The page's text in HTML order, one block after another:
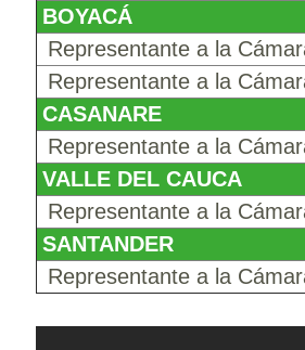
BOYACÁ
Representante a la
Representante a la
CASANARE
Representante a la
VALLE DEL CAUCA
Representante a la
SANTANDER
Representante a la